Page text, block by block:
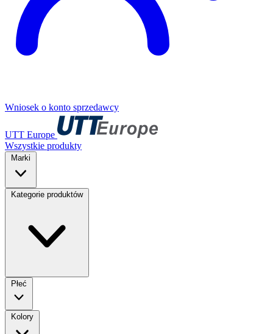
Wniosek o konto sprzedawcy
UTT Europe
Wszystkie produkty
Marki
Kategorie produktów
Płeć
Kolory